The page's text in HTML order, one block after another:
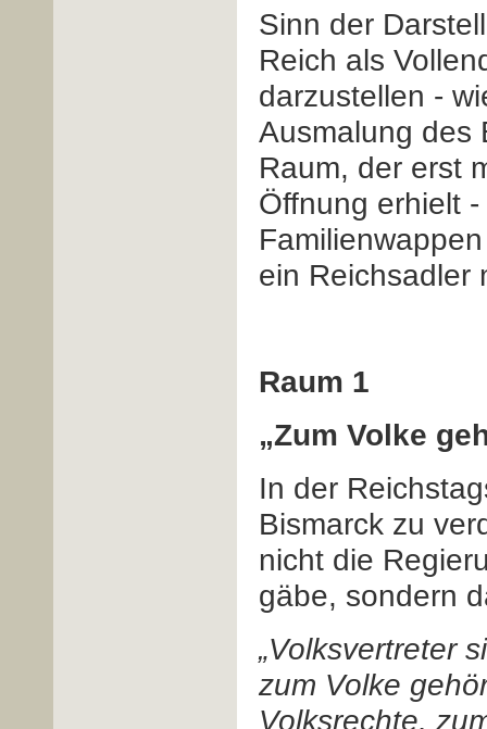
Sinn der
Reich als
darzustellen -
Ausmalung des
Raum, der erst
Öffnung erhielt
ein Reichsadler
Raum 1
„Zum Volke
In der
Bismarck zu
nicht die
gäbe, sondern
„Volksvertreter
zum Volke
Volksrechte,